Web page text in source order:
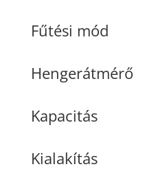
Fűtési mód
Hengerátmérő
Kapacitás
Kialakítás